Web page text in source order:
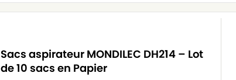
Sacs aspirateur MONDILEC DH214 – Lot
de 10 sacs en Papier